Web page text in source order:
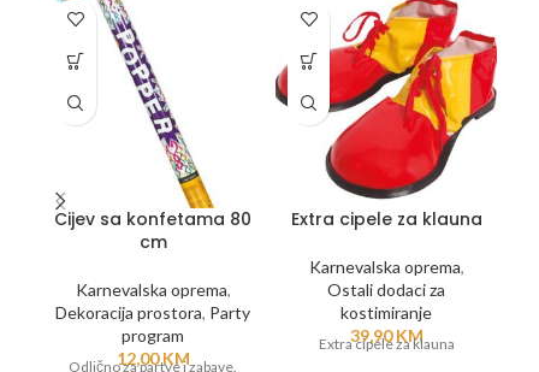
Cijev sa konfetama 80
cm
Karnevalska oprema,
Dekoracija prostora, Party
program
12,00KM
Odlično za partye i zabave.
Extra cipele za klauna
Karnevalska oprema,
Ostali dodaci za
kostimiranje
39,90KM
Extra cipele za klauna